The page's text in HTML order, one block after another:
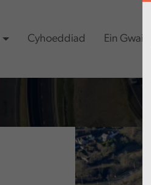
Cyhoeddiad Ein Gwaith